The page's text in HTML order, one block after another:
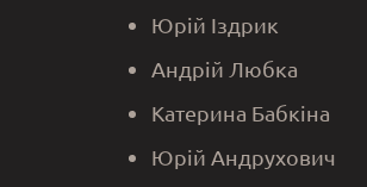
Юрій Іздрик
Андрій Любка
Катерина Бабкіна
Юрій Андрухович